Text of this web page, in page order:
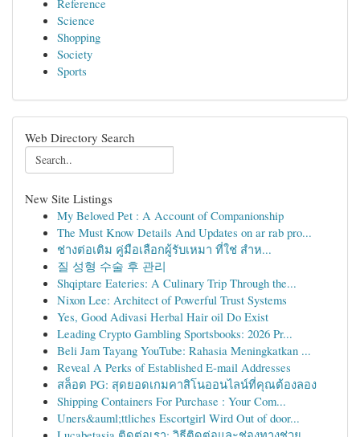
Reference
Science
Shopping
Society
Sports
Web Directory Search
New Site Listings
My Beloved Pet : A Account of Companionship
The Must Know Details And Updates on ar rab pro...
ช่างต่อเติม คู่มือเลือกผู้รับเหมา ที่ใช่ สำห...
질 성형 수술 후 관리
Shqiptare Eateries: A Culinary Trip Through the...
Nixon Lee: Architect of Powerful Trust Systems
Yes, Good Adivasi Herbal Hair oil Do Exist
Leading Crypto Gambling Sportsbooks: 2026 Pr...
Beli Jam Tayang YouTube: Rahasia Meningkatkan ...
Reveal A Perks of Established E-mail Addresses
สล็อต PG: สุดยอดเกมคาสิโนออนไลน์ที่คุณต้องลอง
Shipping Containers For Purchase : Your Com...
Uners&auml;ttliches Escortgirl Wird Out of door...